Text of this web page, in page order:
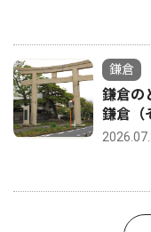
鎌倉
鎌倉
鎌倉（